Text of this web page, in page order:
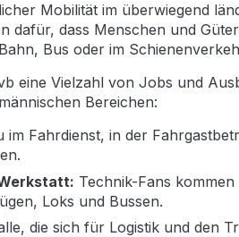
Mobilität im überwiegend
dafür, dass Menschen und
Bus oder im
eine Vielzahl von Jobs und
Bereichen:
im Fahrdienst, in der
Technik-Fans
Loks und Bussen.
die sich für Logistik und den